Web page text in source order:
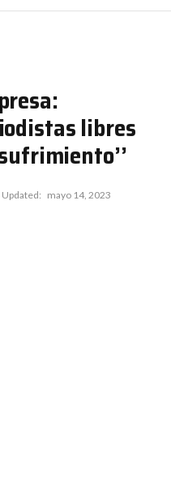
libres
Updated: mayo 14, 2023